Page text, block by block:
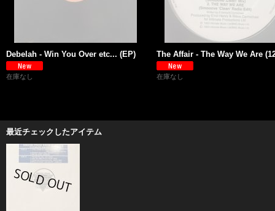
Debelah - Win You Over etc... (EP)
在庫なし
The Affair - The Way We Are
在庫なし
最近チェックしたアイテム